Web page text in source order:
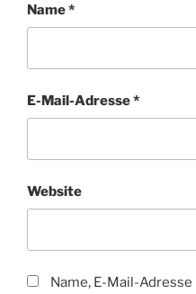
Name*
E-Mail-Adresse*
Website
Name, E-Mail-